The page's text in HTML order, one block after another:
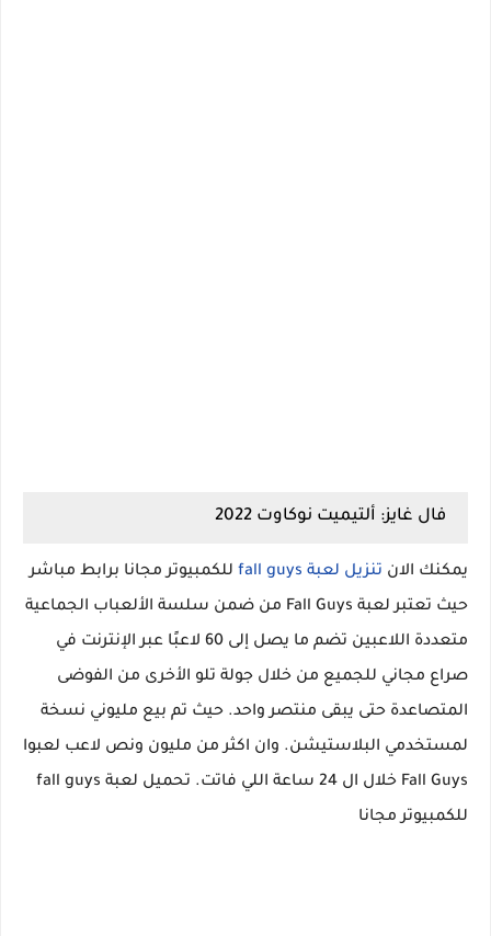
فال غايز: ألتيميت نوكاوت 2022
يمكنك الان تنزيل لعبة fall guys
للكمبيوتر مجانا برابط مباشر
حيث تعتبر لعبة Fall Guys من ضمن سلسة الألعباب الجماعية
متعددة اللاعبين تضم ما يصل إلى 60 لاعبًا عبر الإنترنت في
صراع مجاني للجميع من خلال جولة تلو الأخرى من الفوضى
المتصاعدة حتى يبقى منتصر واحد. حيث تم بيع مليوني نسخة
لمستخدمي البلاستيشن. وان اكثر من مليون ونص لاعب لعبوا
Fall Guys خلال ال 24 ساعة اللي فاتت. تحميل لعبة fall guys
للكمبيوتر مجانا